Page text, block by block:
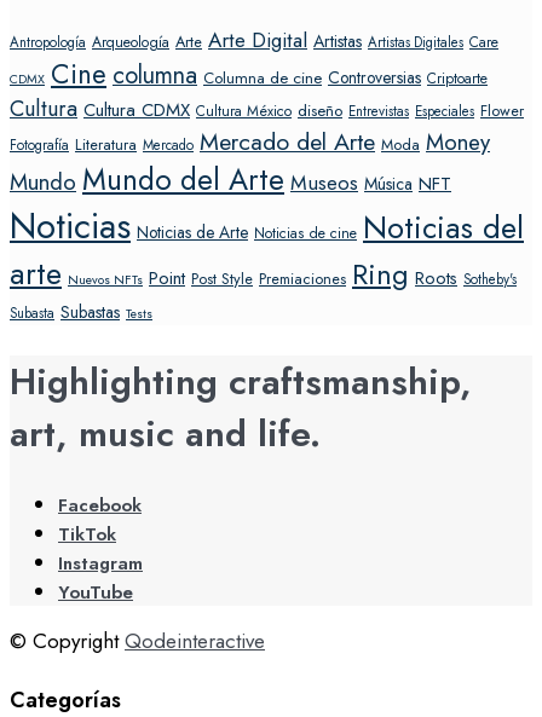
Antropología Arqueología Arte Arte Digital Artistas Artistas Digitales Care
CDMX Cine columna Columna de cine Controversias Criptoarte
Cultura Cultura CDMX Cultura México diseño Entrevistas Especiales Flower
Fotografía Literatura Mercado Mercado del Arte Moda Money
Mundo Mundo del Arte Museos Música NFT
Noticias Noticias de Arte Noticias de cine Noticias del
arte Nuevos NFTs Point Post Style Premiaciones Ring Roots Sotheby's
Subasta Subastas Tests
Highlighting craftsmanship,
art, music and life.
Facebook
TikTok
Instagram
YouTube
© CopyrightQodeinteractive
Categorías